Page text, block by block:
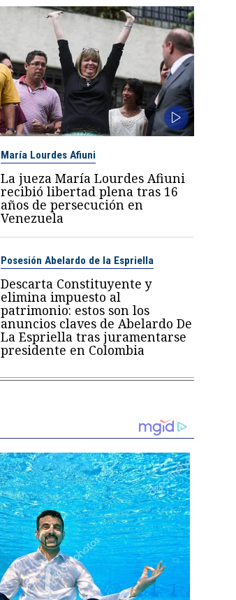
María Lourdes Afiuni
La jueza María Lourdes Afiuni
recibió libertad plena tras 16
años de persecución en
Venezuela
Posesión Abelardo de la Espriella
Descarta Constituyente y
elimina impuesto al
patrimonio: estos son los
anuncios claves de Abelardo De
La Espriella tras juramentarse
presidente en Colombia